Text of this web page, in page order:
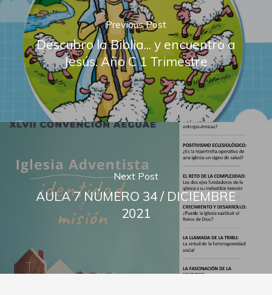
Previous Post
Descubro la Biblia... y encuentro a
Jesús. Año C 1 Trimestre
Next Post
AULA 7 NÚMERO 34 / DICIEMBRE
2021